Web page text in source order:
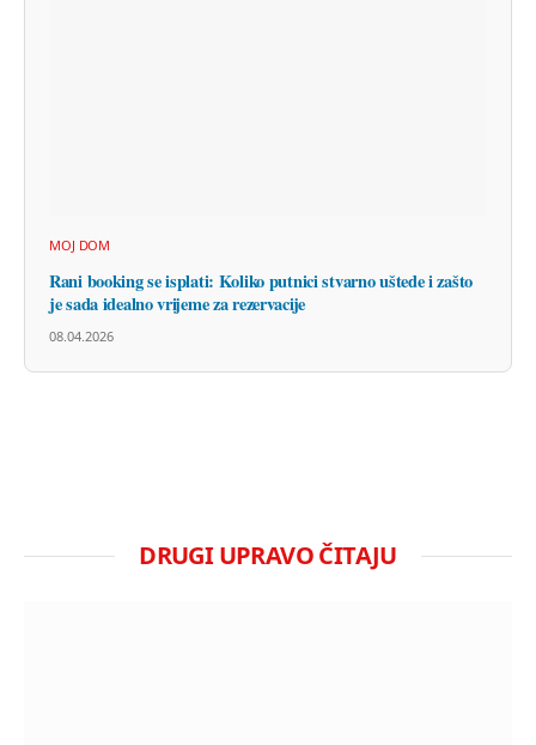
MOJ DOM
Rani booking se isplati: Koliko putnici stvarno uštede i zašto
je sada idealno vrijeme za rezervacije
08.04.2026
DRUGI UPRAVO ČITAJU